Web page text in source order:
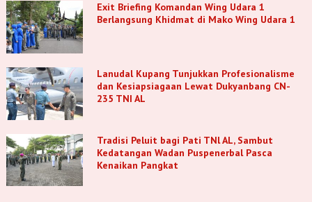
Exit Briefing Komandan Wing Udara 1
Berlangsung Khidmat di Mako Wing Udara 1
Lanudal Kupang Tunjukkan Profesionalisme
dan Kesiapsiagaan Lewat Dukyanbang CN-
235 TNI AL
Tradisi Peluit bagi Pati TNl AL, Sambut
Kedatangan Wadan Puspenerbal Pasca
Kenaikan Pangkat